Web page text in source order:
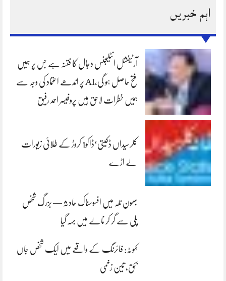
اہم خبریں
آرٹیفشل انٹلیجنس دجال کا فتنہ ہے جس پر ہمیں
فتح حاصل ہو گی،AI پر اندھے اعتماد کی وجہ سے
ہمیں خطرات لاحق ہیں پروفیسر احمد رفیق
کلرسیداں ڈکیتی‘ڈاکو1 کروڑ کے طلائی زیورات
لے اڑے
بھون نلہ میں افسوسناک حادثہ — بزرگ شخص
پلی سے گر کر نالے میں بہہ گیا
کہوٹہ: فائرنگ کے واقعے میں ایک شخص جاں
بحق، تین زخمی